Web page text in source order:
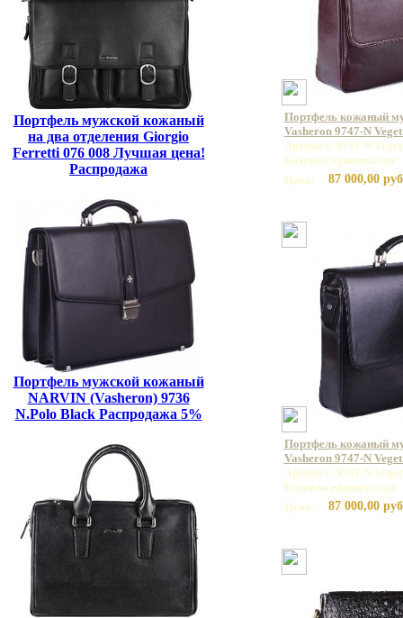
Портфель мужской кожаный
на два отделения Giorgio
Ferretti 076 008 Лучшая цена!
Распродажа
Портфель мужской кожаный
NARVIN (Vasheron) 9736
N.Polo Black Распродажа 5%
Портфель кожаный
Vasheron 9747-N
Артикул: 9747 N
Базовая единица: шт
Цена:
87 000,00
Портфель кожаный
Vasheron 9747-N
Артикул: 9747 N
Базовая единица: шт
Цена:
87 000,00